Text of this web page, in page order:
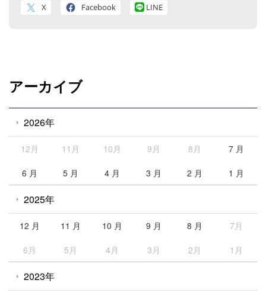
X Facebook LINE
アーカイブ
2026年
12月 11月 10月 9月 8月 7 月
6 月 5 月 4 月 3 月 2 月 1 月
2025年
12 月 11 月 10 月 9 月 8 月 7月
6月 5月 4月 3月 2月 1月
2023年